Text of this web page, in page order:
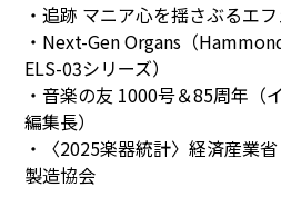
・追跡 マニア心を揺さぶるエ
・Next-Gen Organs（
ELS-03シリーズ）
・音楽の友 1000号＆85周年（
編集長）
・〈2025楽器統計〉経済産業
製造協会